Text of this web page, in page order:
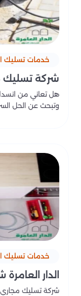
خدمات تسليك
شركة تسليك
هل تعاني من
وتبحث عن الحل
خدمات تسليك
الدار
شركة تسليك